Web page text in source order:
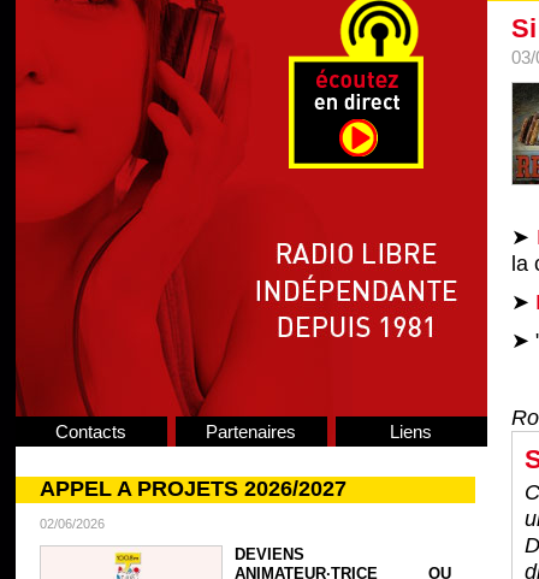
Contacts Partenaires Liens
APPEL A PROJETS 2026/2027
02/06/2026
DEVIENS
ANIMATEUR·TRICE OU
03/
➤
la
➤
➤